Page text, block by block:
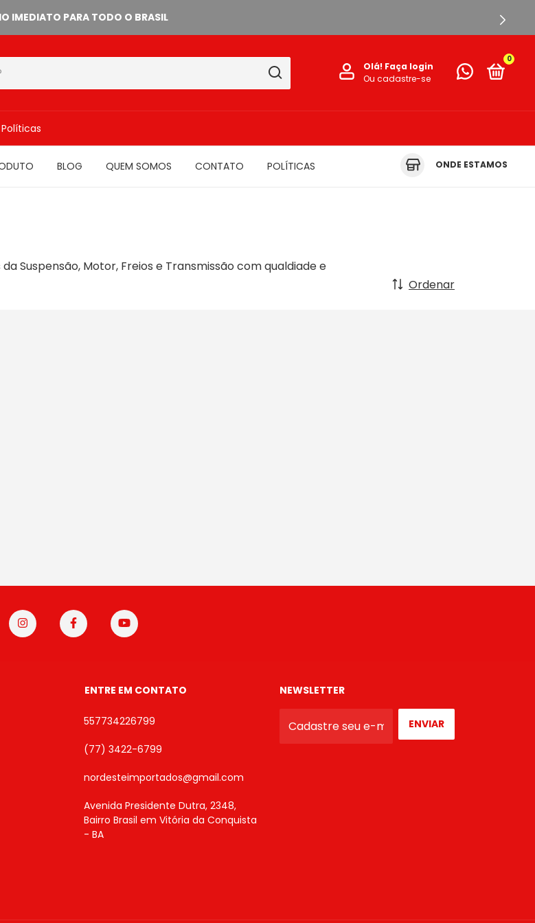
IMEDIATO PARA TODO O BRASIL
Olá! Faça login
Ou cadastre-se
0
BLOG QUEM SOMOS CONTATO POLÍTICAS ONDE ESTAMOS
Suspensão, Motor, Freios e Transmissão com qualdiade e
Ordenar
ENTRE EM CONTATO
557734226799
(77) 3422-6799
nordesteimportados@gmail.com
Avenida Presidente Dutra, 2348,
Bairro Brasil em Vitória da Conquista
- BA
NEWSLETTER